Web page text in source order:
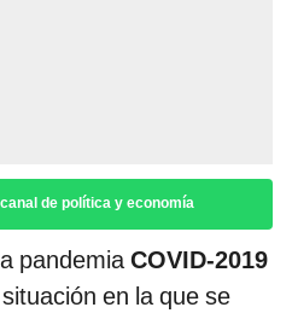
de política y economía
pandemiaCOVID-2019
en la que se